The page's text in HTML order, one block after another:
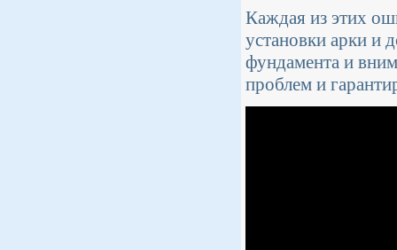
Каждая из этих
установки арки и
фундамента и
проблем и